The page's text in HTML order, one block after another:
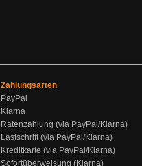
Zahlungsarten
PayPal
Klarna
Ratenzahlung (via PayPal/Klarna)
Lastschrift (via PayPal/Klarna)
Kreditkarte (via PayPal/Klarna)
Sofortüberweisung (Klarna)